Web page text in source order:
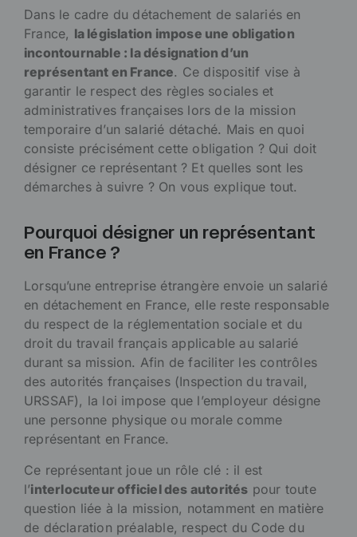
Dans le cadre du détachement de salariés en
France, la législation impose une obligation
incontournable : la désignation d’un
représentant en France. Ce dispositif vise à
garantir le respect des règles sociales et
administratives françaises lors de la mission
temporaire d’un salarié détaché. Mais en quoi
consiste précisément cette obligation ? Qui doit
désigner ce représentant ? Et quelles sont les
démarches à suivre ? On vous explique tout.
Pourquoi désigner un représentant
en France ?
Lorsqu’une entreprise étrangère envoie un salarié
en détachement en France, elle reste responsable
du respect de la réglementation sociale et du
droit du travail français applicable au salarié
durant sa mission. Afin de faciliter les contrôles
des autorités françaises (Inspection du travail,
URSSAF), la loi impose que l’employeur désigne
une personne physique ou morale comme
représentant en France.
Ce représentant joue un rôle clé : il est
l’interlocuteur officiel des autorités pour toute
question liée à la mission, notamment en matière
de déclaration préalable, respect du Code du